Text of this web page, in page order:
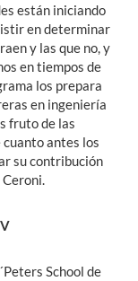
están iniciando
en determinar
y las que no, y
en tiempos de
los prepara
en ingeniería
fruto de las
antes los
su contribución
Ceroni.
School de